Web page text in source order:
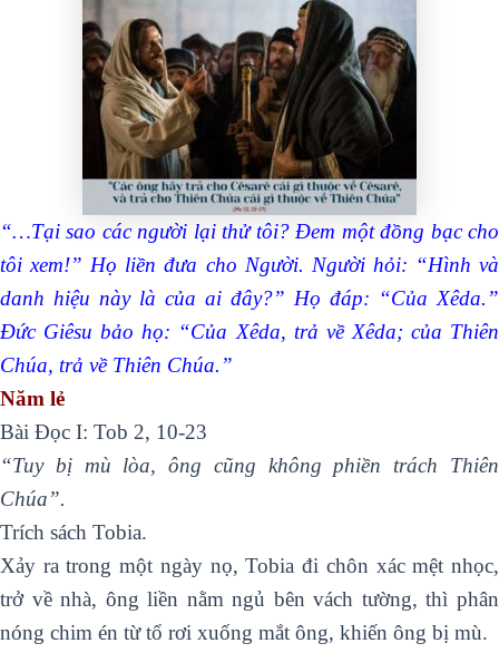
“…Tại sao các người lại thử tôi? Đem một đồng bạc cho
tôi xem!” Họ liền đưa cho Người. Người hỏi: “Hình và
danh hiệu này là của ai đây?” Họ đáp: “Của Xêda.”
Đức Giêsu bảo họ: “Của Xêda, trả về Xêda; của Thiên
Chúa, trả về Thiên Chúa.”
Năm lẻ
Bài Ðọc I: Tob 2, 10-23
“Tuy bị mù lòa, ông cũng không phiền trách Thiên
Chúa”.
Trích sách Tobia.
Xảy ra trong một ngày nọ, Tobia đi chôn xác mệt nhọc,
trở về nhà, ông liền nằm ngủ bên vách tường, thì phân
nóng chim én từ tổ rơi xuống mắt ông, khiến ông bị mù.